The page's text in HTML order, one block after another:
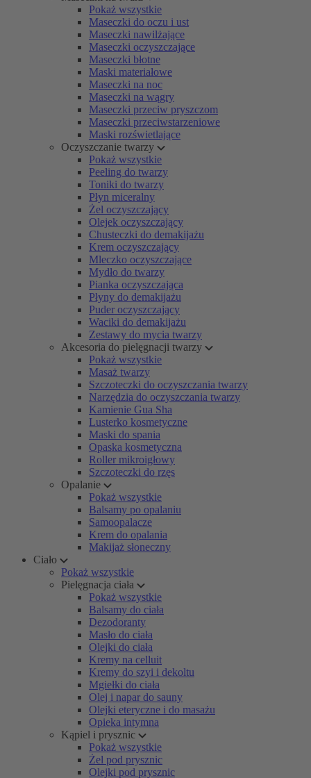
Pokaż wszystkie
Maseczki do oczu i ust
Maseczki nawilżające
Maseczki oczyszczające
Maseczki błotne
Maski materiałowe
Maseczki na noc
Maseczki na wągry
Maseczki przeciw pryszczom
Maseczki przeciwstarzeniowe
Maski rozświetlające
Oczyszczanie twarzy
Pokaż wszystkie
Peeling do twarzy
Toniki do twarzy
Płyn miceralny
Żel oczyszczający
Olejek oczyszczający
Chusteczki do demakijażu
Krem oczyszczający
Mleczko oczyszczające
Mydło do twarzy
Pianka oczyszczająca
Płyny do demakijażu
Puder oczyszczający
Waciki do demakijażu
Zestawy do mycia twarzy
Akcesoria do pielęgnacji twarzy
Pokaż wszystkie
Masaż twarzy
Szczoteczki do oczyszczania twarzy
Narzędzia do oczyszczania twarzy
Kamienie Gua Sha
Lusterko kosmetyczne
Maski do spania
Opaska kosmetyczna
Roller mikroigłowy
Szczoteczki do rzęs
Opalanie
Pokaż wszystkie
Balsamy po opalaniu
Samoopalacze
Krem do opalania
Makijaż słoneczny
Ciało
Pokaż wszystkie
Pielęgnacja ciała
Pokaż wszystkie
Balsamy do ciała
Dezodoranty
Masło do ciała
Olejki do ciała
Kremy na celluit
Kremy do szyi i dekoltu
Mgiełki do ciała
Olej i napar do sauny
Olejki eteryczne i do masażu
Opieka intymna
Kąpiel i prysznic
Pokaż wszystkie
Żel pod prysznic
Olejki pod prysznic